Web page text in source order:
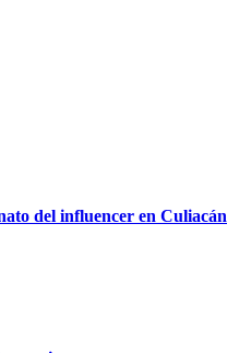
del influencer en Culiacán